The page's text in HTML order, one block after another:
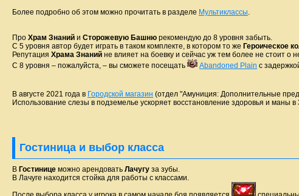
Более подробно об этом можно прочитать в разделе Мультиклассы
Про Храм Знаний и Сторожевую Башню рекомендую до 8 уровня забыть.
С 5 уровня автор будет играть в таком комплекте, в котором то же Героическое
Репутация Храма Знаний не влияет на боевку и сейчас уж тем более не стоит о
С 8 уровня – пожалуйста, – вы сможете посещать
Abandoned Plain с
В августе 2021 года в Городской магазин (отдел "Амуниция: Дополнительные
Использование слезы в подземелье ускоряет восстановление здоровья и маны в
Гостиница и выбор класса
В Гостинице можно арендовать Лачугу за зубы.
В Лачуге находится стойка для работы с классами.